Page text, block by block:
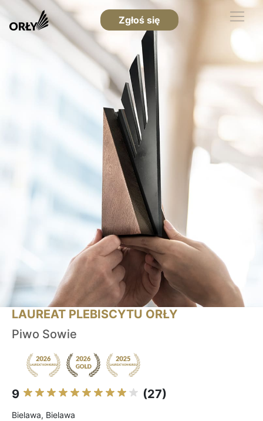
Zgłoś się
LAUREAT PLEBISCYTU ORŁY
Piwo Sowie
9 (27)
Bielawa, Bielawa